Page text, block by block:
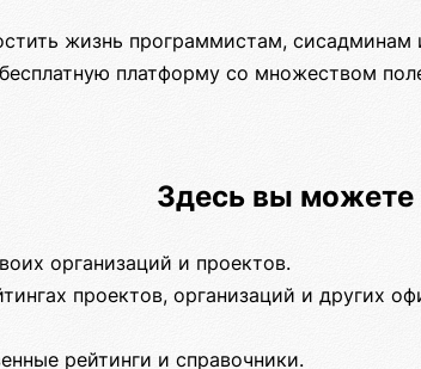
жизнь программистам, сисадминам
платформу со множеством
Здесь вы можете
организаций и проектов.
проектов, организаций и других
рейтинги и справочники.